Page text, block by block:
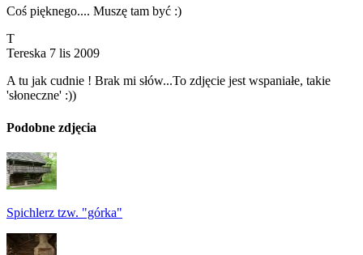
Coś pięknego.... Muszę tam być :)
T
Tereska 7 lis 2009
A tu jak cudnie ! Brak mi słów...To zdjęcie jest wspaniałe, takie
'słoneczne' :))
Podobne zdjęcia
Spichlerz tzw. "górka"